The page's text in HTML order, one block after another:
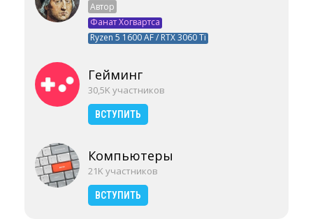
Автор
Фанат Хогвартса
Ryzen 5 1600 AF / RTX 3060 Ti
Гейминг
30,5K участников
ВСТУПИТЬ
Компьютеры
21K участников
ВСТУПИТЬ